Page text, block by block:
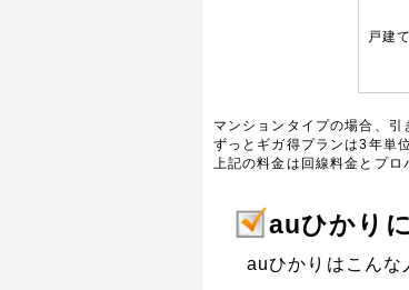
戸建
マンションタイプの場合、
ずっとギガ得プランは3年単
上記の料金は回線料金とプ
auひかり
auひかりはこんな